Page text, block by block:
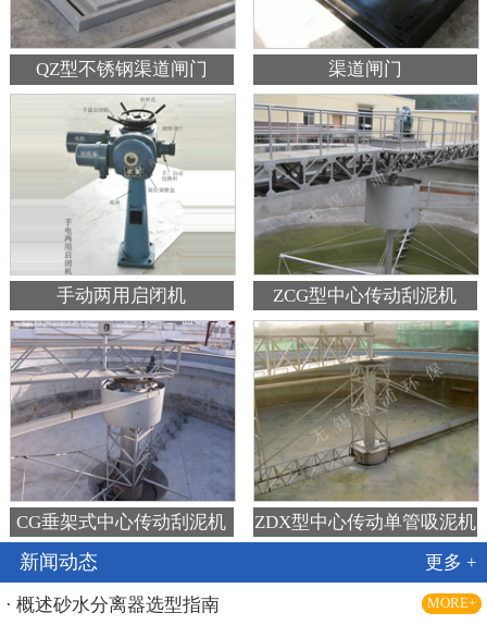
QZ型不锈钢渠道闸门 渠道闸门
手动两用启闭机 ZCG型中心传动刮泥机
CG垂架式中心传动刮泥机 ZDX型中心传动单管吸泥机
新闻动态 更多 +
· 概述砂水分离器选型指南 MORE+